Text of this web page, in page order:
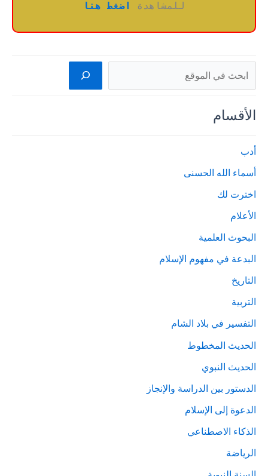
للمشاهدة
اضغط هنا
البحث
الأقسام
أدب
أسماء الله الحسنى
اخترت لك
الأعلام
البحوث العلمية
البدعة في مفهوم الإسلام
التاريخ
التربية
التفسير في بلاد الشام
الحديث المخطوط
الحديث النبوي
الدستور بين الدراسة والإنجاز
الدعوة إلى الإسلام
الذكاء الاصطناعي
الرياضة